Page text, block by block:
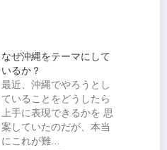
なぜ沖縄をテーマにして
いるか？
最近、沖縄でやろうとし
ていることをどうしたら
上手に表現できるかを 思
案していたのだが、本当
にこれが難…